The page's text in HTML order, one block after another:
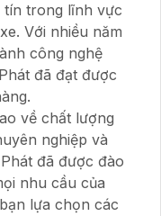
tín trong lĩnh vực
Với nhiều năm
công nghệ
đã đạt được
về chất lượng
nghiệp và
đã được đào
nhu cầu của
lựa chọn các